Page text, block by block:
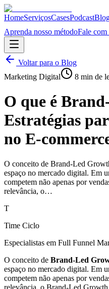
HomeServiçosCasesPodcast
Aprenda nosso métodoFale com
Voltar para o Blog
Marketing Digital
8 min de
O que é
Estratégias
no E-
O conceito de Brand-Led
espaço no mercado digital. Em
competem não apenas por
relevância, o…
T
Time Ciclo
Especialistas em Full Funnel
O conceito de Brand-Led
espaço no mercado digital. Em
competem não apenas por
relevância, o Brand-Led